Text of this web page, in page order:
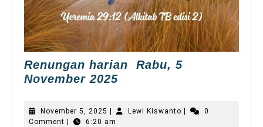
Renungan harian Rabu, 5
November 2025Renungan
Rabu,
November 5, 2025 November
5,
Lewi Kiswanto Lewi
0
Comment
6:20 am